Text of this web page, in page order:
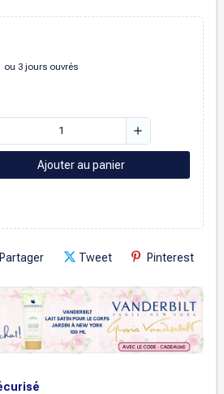
ou 3 jours ouvrés
add
Ajouter au panier
Partager Tweet Pinterest